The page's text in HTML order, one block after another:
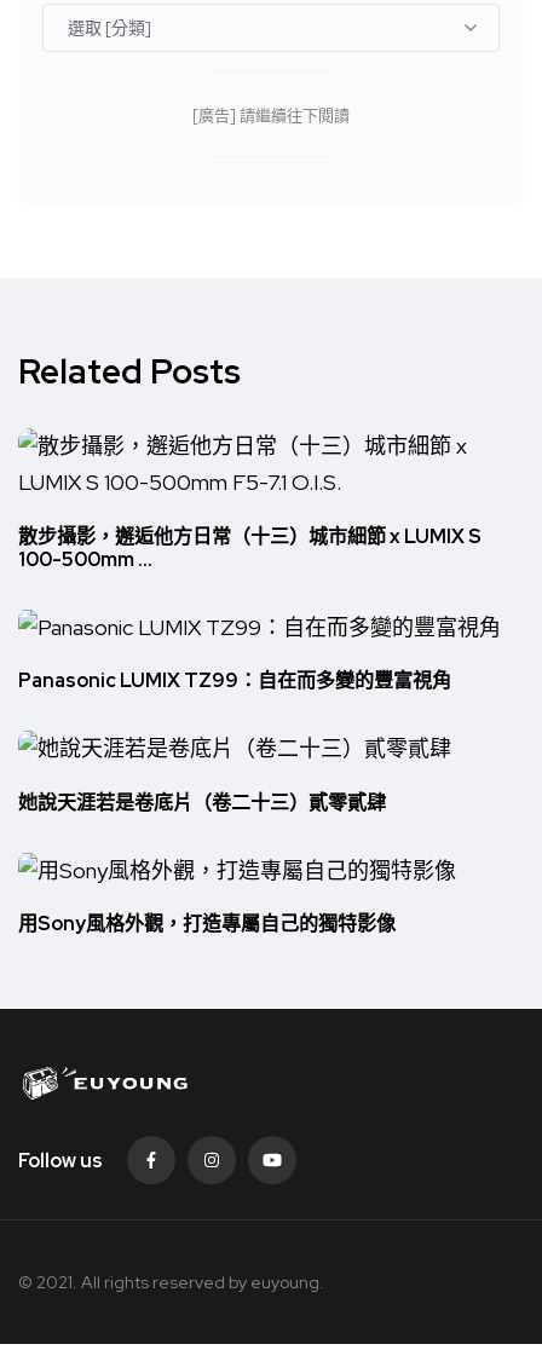
[廣告] 請繼續往下閱讀
Related Posts
散步攝影，邂逅他方日常（十三）城市細節 x LUMIX S
100-500mm ...
Panasonic LUMIX TZ99：自在而多變的豐富視角
她說天涯若是卷底片（卷二十三）貳零貳肆
用Sony風格外觀，打造專屬自己的獨特影像
Follow us
© 2021. All rights reserved by euyoung.